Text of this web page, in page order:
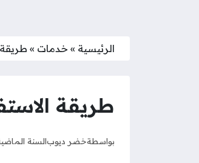
الرئيسية » خدمات »
طريقة
بواسطةخضر ديوبالسنة